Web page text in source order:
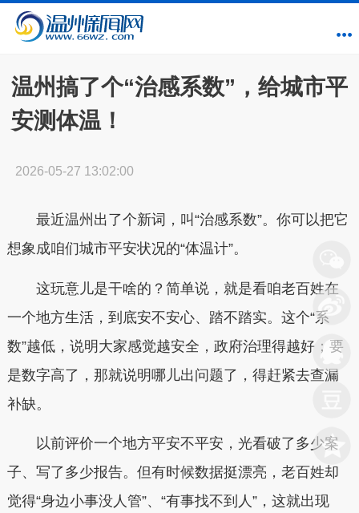
温州搞了个“治感系数”，给城市平
安测体温！
2026-05-27 13:02:00
最近温州出了个新词，叫“治感系数”。你可以把它
想象成咱们城市平安状况的“体温计”。
这玩意儿是干啥的？简单说，就是看咱老百姓在
一个地方生活，到底安不安心、踏不踏实。这个“系
数”越低，说明大家感觉越安全，政府治理得越好；要
是数字高了，那就说明哪儿出问题了，得赶紧去查漏
补缺。
以前评价一个地方平安不平安，光看破了多少案
子、写了多少报告。但有时候数据挺漂亮，老百姓却
觉得“身边小事没人管”、“有事找不到人”，这就出现